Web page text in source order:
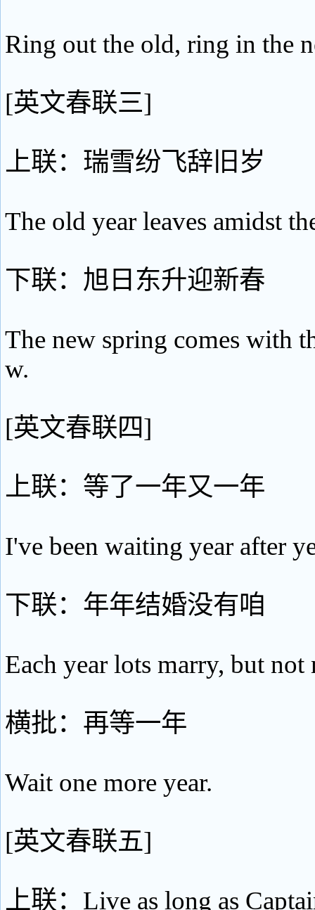
Ring out the old, ring in the
[英文春联三]
上联：瑞雪纷飞辞旧岁
The old year leaves amidst
下联：旭日东升迎新春
The new spring comes with
w.
[英文春联四]
上联：等了一年又一年
I've been waiting year after
下联：年年结婚没有咱
Each year lots marry, but not
横批：再等一年
Wait one more year.
[英文春联五]
上联：Live as long as